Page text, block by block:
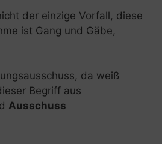
der einzige Vorfall, diese
ist Gang und Gäbe,
da weiß
Begriff aus
Ausschuss